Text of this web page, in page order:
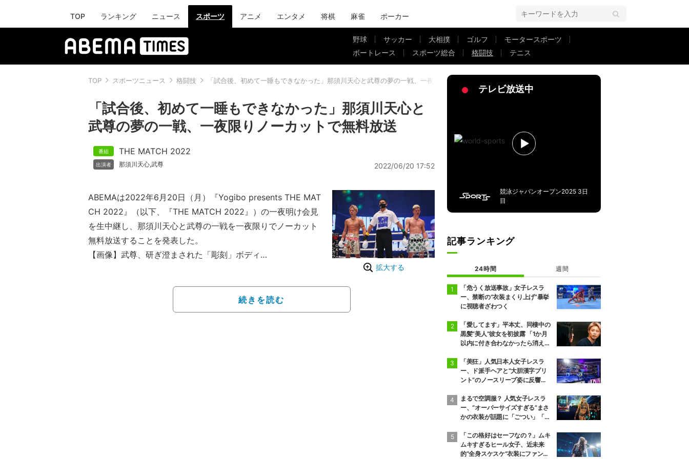
TOP ランキング ニュース スポーツ アニメ エンタメ 将棋 麻雀 ポーカー
野球 サッカー 大相撲 ゴルフ
モータースポーツ
ボートレース
スポーツ総合 格闘技 テニス
TOP スポーツニュース 格闘技 「試合後、初めて一睡もできなかった」那須川天心と武尊の夢の一戦、一夜限りノーカットで無料放送
「試合後、初めて一睡もできなかった」那須川天心と
武尊の夢の一戦、一夜限りノーカットで無料放送
THE MATCH 2022
那須川天心,武尊 2022/06/20 17:52
拡大する
ABEMAは2022年6月20日（月）『Yogibo presents THE MAT
CH 2022』（以下、『THE MATCH 2022』）の一夜明け会見
を生中継し、那須川天心と武尊の一戦を一夜限りでノーカット
無料放送することを発表した。
【画像】武尊、研ぎ澄まされた「彫刻」ボディ
対戦が熱望された那須川天心と武尊の夢の対決が行われたほ
か、各団体から注目の選手たちが集い、全16試合におよぶこの
続きを読む
テレビ放送中
競泳ジャパンオープン2025 3日
目
記事ランキング
24時間 週間
「危うく放送事故」女子レスラ
ー、禁断の“衣装まくり上げ”暴挙
に視聴者ざわつく
「愛してます」平本丈、同棲中の
黒髪“美人”彼女を初披露 「1か月
以内に付き合わなかったら消え
「美狂」人気日本人女子レスラ
ー、ド派手ヘアと“大胆漢字プリ
ント”のノースリーブ姿に反響
まるで空調服？ 人気女子レスラ
ー、“オーバーサイズすぎる”まさ
かの衣装が話題に「ごつい」「肩
「この格好はセーフなの？」ムキ
ムキすぎるヒール女子、近未来
的“全身スケスケ”衣装にファンツ